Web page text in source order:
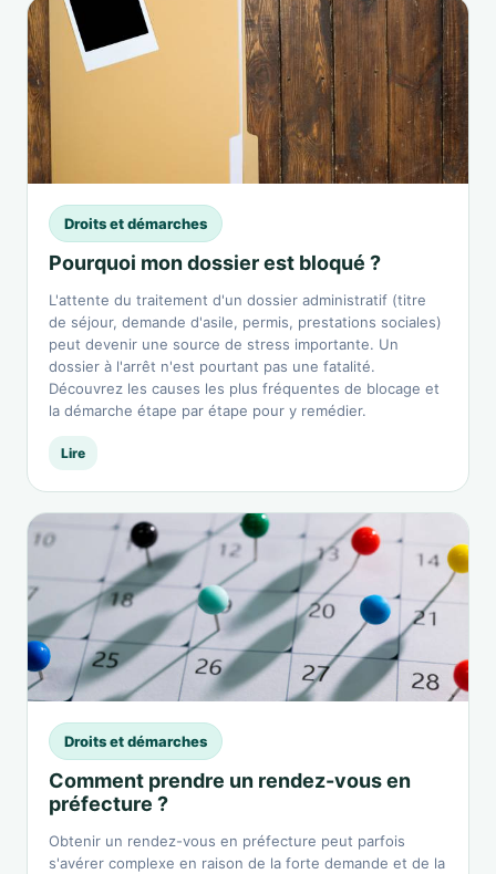
Droits et démarches
Pourquoi mon dossier est bloqué ?
L'attente du traitement d'un dossier administratif (titre
de séjour, demande d'asile, permis, prestations sociales)
peut devenir une source de stress importante. Un
dossier à l'arrêt n'est pourtant pas une fatalité.
Découvrez les causes les plus fréquentes de blocage et
la démarche étape par étape pour y remédier.
Lire
Droits et démarches
Comment prendre un rendez-vous en
préfecture ?
Obtenir un rendez-vous en préfecture peut parfois
s'avérer complexe en raison de la forte demande et de la